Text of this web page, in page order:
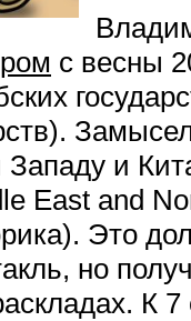
с весны
Западу и
East and
Это
но
К 7